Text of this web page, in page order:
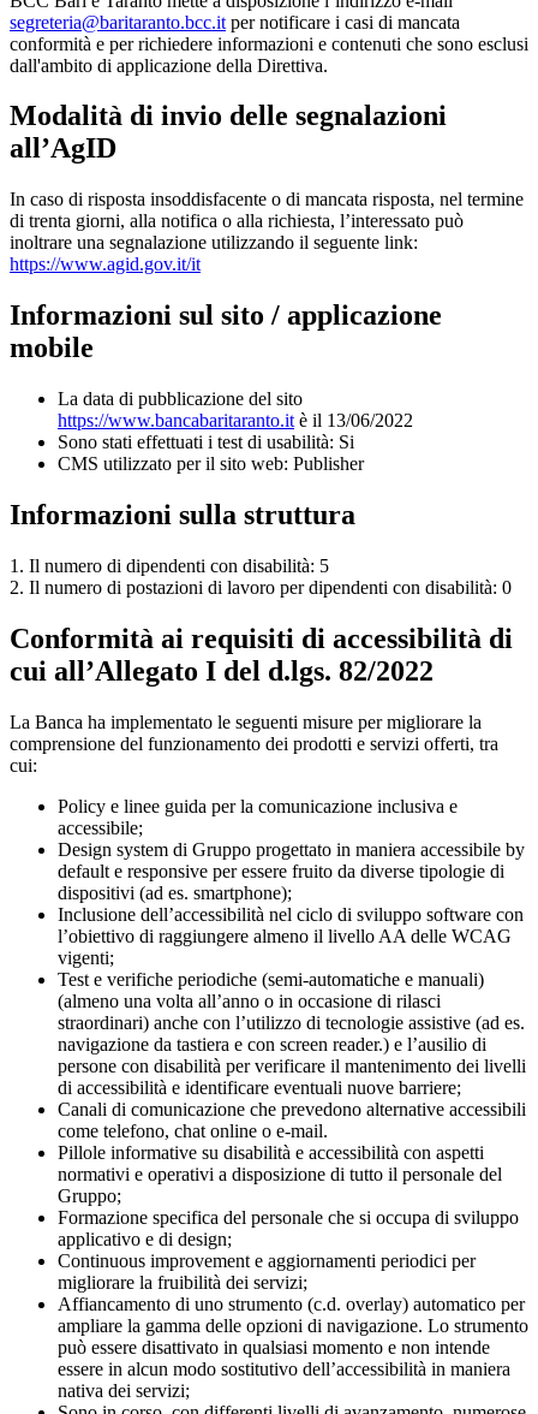
segreteria@baritaranto.bcc.it per notificare i casi di mancata
conformità e per richiedere informazioni e contenuti che sono esclusi
dall'ambito di applicazione della Direttiva.
Modalità di invio delle segnalazioni
all’AgID
In caso di risposta insoddisfacente o di mancata risposta, nel termine
di trenta giorni, alla notifica o alla richiesta, l’interessato può
inoltrare una segnalazione utilizzando il seguente link:
https://www.agid.gov.it/it
Informazioni sul sito / applicazione
mobile
La data di pubblicazione del sito
https://www.bancabaritaranto.it è il 13/06/2022
Sono stati effettuati i test di usabilità: Si
CMS utilizzato per il sito web: Publisher
Informazioni sulla struttura
1. Il numero di dipendenti con disabilità: 5
2. Il numero di postazioni di lavoro per dipendenti con disabilità: 0
Conformità ai requisiti di accessibilità di
cui all’Allegato I del d.lgs. 82/2022
La Banca ha implementato le seguenti misure per migliorare la
comprensione del funzionamento dei prodotti e servizi offerti, tra
cui:
Policy e linee guida per la comunicazione inclusiva e
accessibile;
Design system di Gruppo progettato in maniera accessibile by
default e responsive per essere fruito da diverse tipologie di
dispositivi (ad es. smartphone);
Inclusione dell’accessibilità nel ciclo di sviluppo software con
l’obiettivo di raggiungere almeno il livello AA delle WCAG
vigenti;
Test e verifiche periodiche (semi-automatiche e manuali)
(almeno una volta all’anno o in occasione di rilasci
straordinari) anche con l’utilizzo di tecnologie assistive (ad es.
navigazione da tastiera e con screen reader.) e l’ausilio di
persone con disabilità per verificare il mantenimento dei livelli
di accessibilità e identificare eventuali nuove barriere;
Canali di comunicazione che prevedono alternative accessibili
come telefono, chat online o e-mail.
Pillole informative su disabilità e accessibilità con aspetti
normativi e operativi a disposizione di tutto il personale del
Gruppo;
Formazione specifica del personale che si occupa di sviluppo
applicativo e di design;
Continuous improvement e aggiornamenti periodici per
migliorare la fruibilità dei servizi;
Affiancamento di uno strumento (c.d. overlay) automatico per
ampliare la gamma delle opzioni di navigazione. Lo strumento
può essere disattivato in qualsiasi momento e non intende
essere in alcun modo sostitutivo dell’accessibilità in maniera
nativa dei servizi;